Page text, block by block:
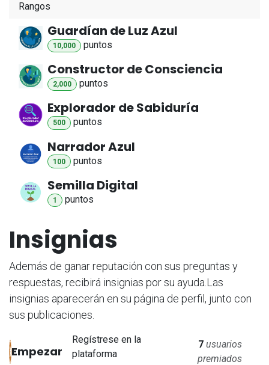
Rangos
Guardían de Luz Azul
10,000 puntos
Constructor de Consciencia
2,000 puntos
Explorador de Sabiduría
500 puntos
Narrador Azul
100 puntos
Semilla Digital
1 puntos
Insignias
Además de ganar reputación con sus preguntas y
respuestas, recibirá insignias por su ayuda. Las
insignias aparecerán en su página de perfil, junto con
sus publicaciones.
Empezar
Regístrese en la
plataforma
7 usuarios
premiados